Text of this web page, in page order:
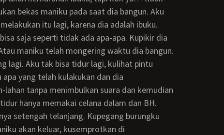
bekas maniku pada saat dia bangun. Aku
itu lagi, karena dia adalah ibuku.
maniku telah mongering waktu dia bangun.
yang telah kulakukan dan dia
lahan tanpa menimbulkan suara dan kemudian
hanya memakai celana dalam dan BH.
akan keluar, kusemprotkan di